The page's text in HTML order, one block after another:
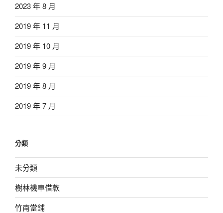
2023 年 8 月
2019 年 11 月
2019 年 10 月
2019 年 9 月
2019 年 8 月
2019 年 7 月
分類
未分類
樹林機車借款
竹南當鋪